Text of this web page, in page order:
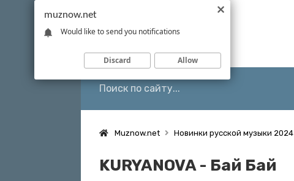
Muznow.net Новинки русской музыки 2024
KURYANOVA - Бай Бай
muznow.net
Would like to send you notifications
Discard Allow